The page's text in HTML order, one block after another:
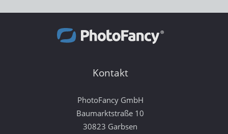
Kontakt
PhotoFancy GmbH
Baumarktstraße 10
30823 Garbsen